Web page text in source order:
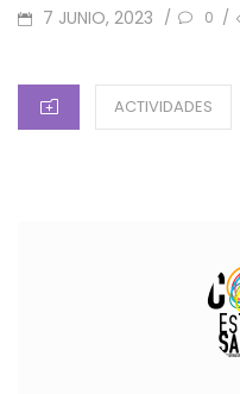
POSTED
7 JUNIO, 2023 / 0 /
CATEGORIES
ACTIVIDADES